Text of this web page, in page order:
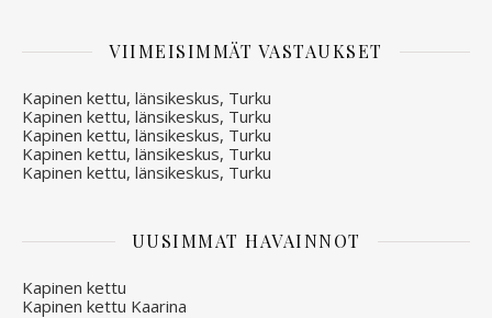
VIIMEISIMMÄT VASTAUKSET
Kapinen kettu, länsikeskus, Turku
Kapinen kettu, länsikeskus, Turku
Kapinen kettu, länsikeskus, Turku
Kapinen kettu, länsikeskus, Turku
Kapinen kettu, länsikeskus, Turku
UUSIMMAT HAVAINNOT
Kapinen kettu
Kapinen kettu Kaarina